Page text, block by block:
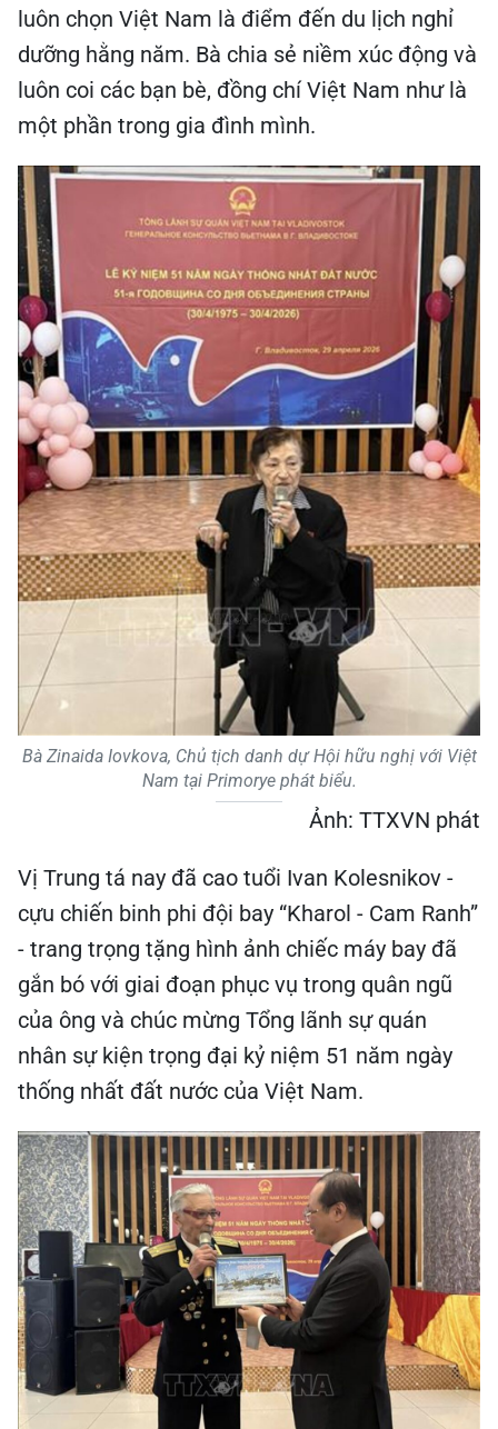
luôn chọn Việt Nam là điểm đến du lịch nghỉ
dưỡng hằng năm. Bà chia sẻ niềm xúc động và
luôn coi các bạn bè, đồng chí Việt Nam như là
một phần trong gia đình mình.
Bà Zinaida Iovkova, Chủ tịch danh dự Hội hữu nghị với Việt
Nam tại Primorye phát biểu.
Ảnh: TTXVN phát
Vị Trung tá nay đã cao tuổi Ivan Kolesnikov -
cựu chiến binh phi đội bay “Kharol - Cam Ranh”
- trang trọng tặng hình ảnh chiếc máy bay đã
gắn bó với giai đoạn phục vụ trong quân ngũ
của ông và chúc mừng Tổng lãnh sự quán
nhân sự kiện trọng đại kỷ niệm 51 năm ngày
thống nhất đất nước của Việt Nam.